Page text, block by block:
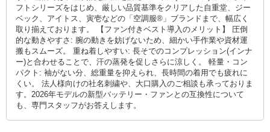
フトシリーズをはじめ、厳しい品質基準をクリアした自重堂、ジー
ベック、アイトス、寅壱などの「空調服®」ブランドまで、幅広く
取り揃えております。 【ファン付きベスト導入のメリット】 圧倒
的な動きやすさ: 腕の動きを妨げないため、細かい手作業や資材運
搬もスムーズ。 重ね着しやすい: 長そでのコンプレッション(インナ
ー)と合わせることで、汗の蒸発を促しさらに涼しく。 軽量・コン
パクト: 袖がない分、総重量を抑えられ、長時間の着用でも疲れに
くい。 法人様向けの社名刺繍や、大口購入のご相談も承っておりま
す。2026年モデルの新型バッテリー・ファンとの互換性について
も、専門スタッフがお答えします。